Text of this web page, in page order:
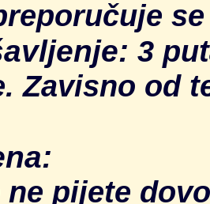
e: 3
Zavisno od
:
pijete